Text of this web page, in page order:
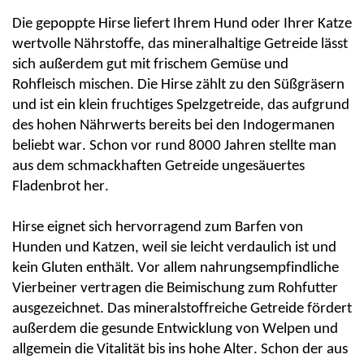
Die gepoppte Hirse liefert Ihrem Hund oder Ihrer Katze
wertvolle Nährstoffe, das mineralhaltige Getreide lässt
sich außerdem gut mit frischem Gemüse und
Rohfleisch mischen. Die Hirse zählt zu den Süßgräsern
und ist ein klein fruchtiges Spelzgetreide, das aufgrund
des hohen Nährwerts bereits bei den Indogermanen
beliebt war. Schon vor rund 8000 Jahren stellte man
aus dem schmackhaften Getreide ungesäuertes
Fladenbrot her.
Hirse eignet sich hervorragend zum Barfen von
Hunden und Katzen, weil sie leicht verdaulich ist und
kein Gluten enthält. Vor allem nahrungsempfindliche
Vierbeiner vertragen die Beimischung zum Rohfutter
ausgezeichnet. Das mineralstoffreiche Getreide fördert
außerdem die gesunde Entwicklung von Welpen und
allgemein die Vitalität bis ins hohe Alter. Schon der aus